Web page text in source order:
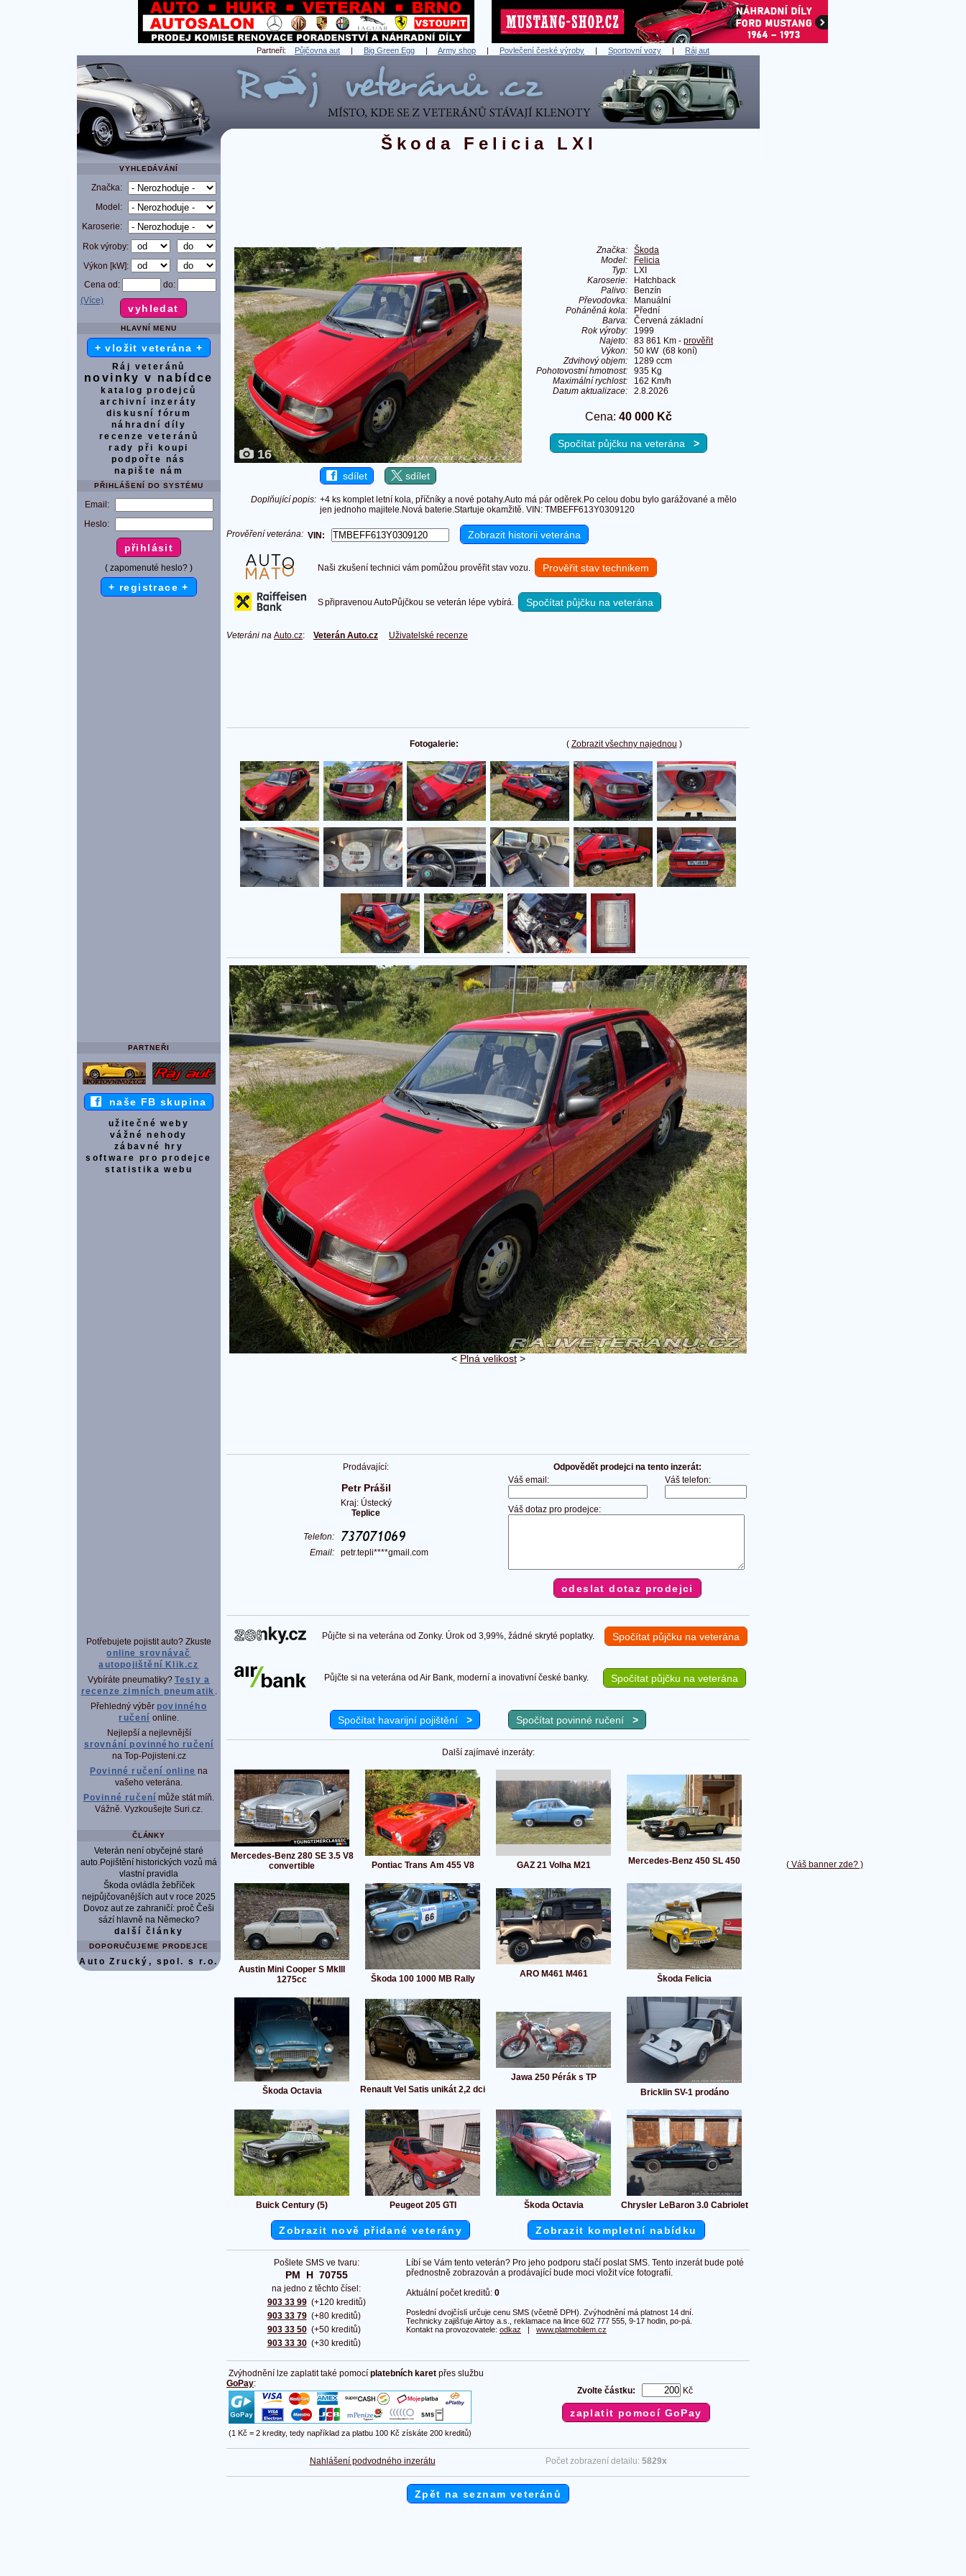
Partneři: Půjčovna aut | Big Green Egg | Army shop | Povlečení české výroby | Sportovní vozy | Ráj aut
( Váš banner zde? )
Škoda Felicia LXI
VYHLEDÁVÁNÍ
Značka:
Model:
Karoserie:
Rok výroby:
Výkon [kW]:
Cena od:
do:
(Více)
HLAVNÍ MENU
+ vložit veterána +
Ráj veteránů
novinky v nabídce
katalog prodejců
archivní inzeráty
diskusní fórum
náhradní díly
recenze veteránů
rady při koupi
podpořte nás
napište nám
PŘIHLÁŠENÍ DO SYSTÉMU
Email:
Heslo:
( zapomenuté heslo? )
+ registrace +
PARTNEŘI
naše FB skupina
užitečné weby
vážné nehody
zábavné hry
software pro prodejce
statistika webu
Potřebujete pojistit auto? Zkuste
online srovnávač
autopojištění Klik.cz
Vybíráte pneumatiky? Testy a
recenze zimních pneumatik .
Přehledný výběr povinného
ručení online.
Nejlepší a nejlevnější
srovnání povinného ručení
na Top-Pojisteni.cz
Povinné ručení online na
vašeho veterána.
Povinné ručení může stát míň.
Vážně. Vyzkoušejte Suri.cz.
ČLÁNKY
Veterán není obyčejné staré
auto.Pojištění historických vozů má
vlastní pravidla
Škoda ovládla žebříček
nejpůjčovanějších aut v roce 2025
Dovoz aut ze zahraničí: proč Češi
sází hlavně na Německo?
další články
DOPORUČUJEME PRODEJCE
Auto Zrucký, spol. s r.o.
16
sdílet sdílet
Značka:
Škoda
Model:
Felicia
Typ:
LXI
Karoserie:
Hatchback
Palivo:
Benzín
Převodovka:
Manuální
Poháněná kola:
Přední
Barva:
Červená základní
Rok výroby:
1999
Najeto:
83 861 Km - prověřit
Výkon:
50 kW (68 koní)
Zdvihový objem:
1289 ccm
Pohotovostní hmotnost:
935 Kg
Maximální rychlost:
162 Km/h
Datum aktualizace:
2.8.2026
Cena: 40 000 Kč
Spočítat půjčku na veterána >
Doplňující popis: +4 ks komplet letní kola, příčníky a nové potahy.Auto má pár oděrek.Po celou dobu bylo garážované a mělo
jen jednoho majitele.Nová baterie.Startuje okamžitě. VIN: TMBEFF613Y0309120
Prověření veterána: VIN:
Naši zkušení technici vám pomůžou prověřit stav vozu. Prověřit stav technikem
S připravenou AutoPůjčkou se veterán lépe vybírá. Spočítat půjčku na veterána
Veteráni na Auto.cz: Veterán Auto.cz Uživatelské recenze
( Zobrazit všechny najednou )
Fotogalerie:
< Plná velikost>
Prodávající:
Petr Prášil
Kraj: Ústecký
Teplice
Telefon:
Email: petr.tepli****gmail.com
Odpovědět prodejci na tento inzerát:
Váš email:
Váš telefon:
Váš dotaz pro prodejce:
Půjčte si na veterána od Zonky. Úrok od 3,99%, žádné skryté poplatky. Spočítat půjčku na veterána
Půjčte si na veterána od Air Bank, moderní a inovativní české banky. Spočítat půjčku na veterána
Spočítat havarijní pojištění > Spočítat povinné ručení >
Další zajímavé inzeráty:
Mercedes-Benz 280 SE 3.5 V8
convertible
Pontiac Trans Am 455 V8 GAZ 21 Volha M21 Mercedes-Benz 450 SL 450
Austin Mini Cooper S MkIII
1275cc
Škoda 100 1000 MB Rally ARO M461 M461 Škoda Felicia
Škoda Octavia Renault Vel Satis unikát 2,2 dci
Jawa 250 Pérák s TP
Bricklin SV-1 prodáno
Buick Century (5) Peugeot 205 GTI Škoda Octavia Chrysler LeBaron 3.0 Cabriolet
Zobrazit nově přidané veterány Zobrazit kompletní nabídku
Pošlete SMS ve tvaru:
PM  H  70755
na jedno z těchto čísel:
903 33 99
903 33 79
903 33 50
903 33 30
(+120 kreditů)
(+80 kreditů)
(+50 kreditů)
(+30 kreditů)
Líbí se Vám tento veterán? Pro jeho podporu stačí poslat SMS. Tento inzerát bude poté
přednostně zobrazován a prodávající bude moci vložit více fotografií.
Aktuální počet kreditů: 0
Poslední dvojčíslí určuje cenu SMS (včetně DPH). Zvýhodnění má platnost 14 dní.
Technicky zajišťuje Airtoy a.s., reklamace na lince 602 777 555, 9-17 hodin, po-pá.
Kontakt na provozovatele: odkaz | www.platmobilem.cz
Zvýhodnění lze zaplatit také pomocí platebních karet přes službu
GoPay:
(1 Kč = 2 kredity, tedy například za platbu 100 Kč získáte 200 kreditů)
Zvolte částku: Kč
Nahlášení podvodného inzerátu Počet zobrazení detailu: 5829x
Zpět na seznam veteránů